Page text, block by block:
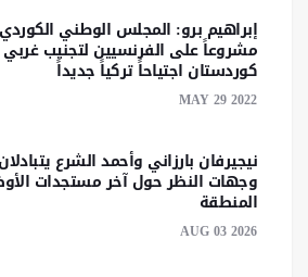
إبراهيم برو: المجلس الوطني
مشروعاً على الفرنسيين لتجنيب غربي
كوردستان اجتياحاً تركياً جديداً‎‎
MAY 29 2022
نيجيرفان بارزاني وأحمد الشرع يتبادلان
وجهات النظر حول آخر مستجدات
المنطقة
AUG 03 2026